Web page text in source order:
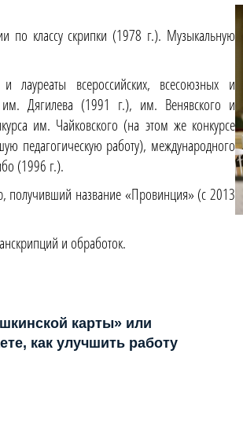
по классу скрипки (1978 г.). Музыкальную
всероссийских, всесоюзных и
им. Дягилева (1991 г.), им. Венявского и
им. Чайковского (на этом же конкурсе
педагогическую работу), международного
(1996 г.).
получивший название «Провинция» (с 2013
и обработок.
карты» или
как улучшить работу